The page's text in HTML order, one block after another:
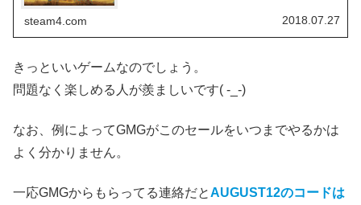
steam4.com 2018.07.27
きっといいゲームなのでしょう。
問題なく楽しめる人が羨ましいです( -_-)
なお、例によってGMGがこのセールをいつまでやるかは
よく分かりません。
一応GMGからもらってる連絡だとAUGUST12のコードは